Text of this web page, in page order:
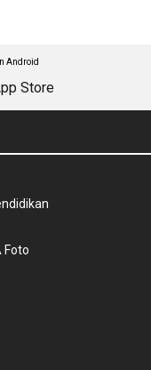
Android
Foto